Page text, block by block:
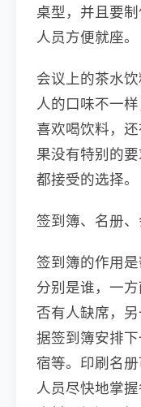
桌型，并且要
人员方便就座。
会议上的茶水
人的口味不一
喜欢喝饮料，
果没有特别的
都接受的选择。
签到簿、名册
签到簿的作用
分别是谁，一
否有人缺席，
据签到簿安排
宿等。印刷名
人员尽快地掌